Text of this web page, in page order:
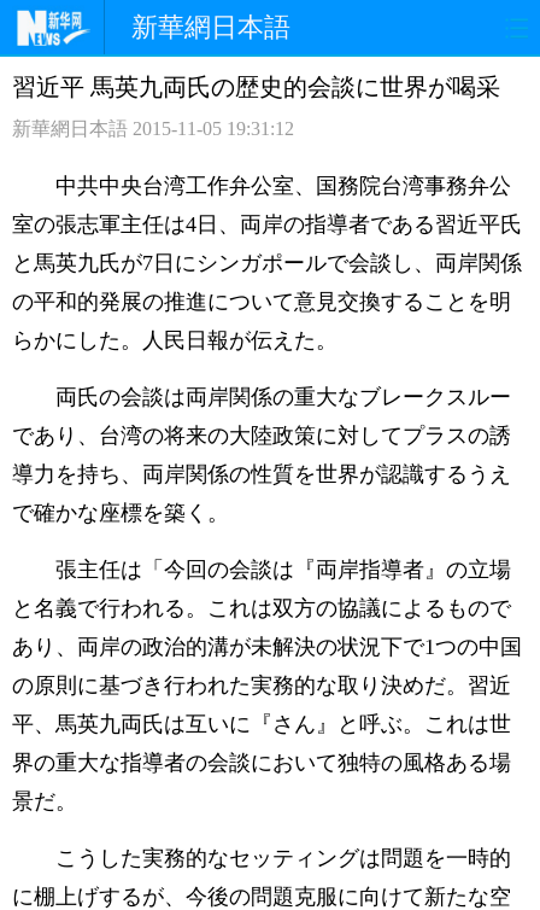
新華網日本語
ホームページ 政治 経済
観光 評論 写真
中日対訳
習近平 馬英九両氏の歴史的会談に世界が喝采
新華網日本語 2015-11-05 19:31:12
中共中央台湾工作弁公室、国務院台湾事務弁公
室の張志軍主任は4日、両岸の指導者である習近平氏
と馬英九氏が7日にシンガポールで会談し、両岸関係
の平和的発展の推進について意見交換することを明
らかにした。人民日報が伝えた。
両氏の会談は両岸関係の重大なブレークスルー
であり、台湾の将来の大陸政策に対してプラスの誘
導力を持ち、両岸関係の性質を世界が認識するうえ
で確かな座標を築く。
張主任は「今回の会談は『両岸指導者』の立場
と名義で行われる。これは双方の協議によるもので
あり、両岸の政治的溝が未解決の状況下で1つの中国
の原則に基づき行われた実務的な取り決めだ。習近
平、馬英九両氏は互いに『さん』と呼ぶ。これは世
界の重大な指導者の会談において独特の風格ある場
景だ。
こうした実務的なセッティングは問題を一時的
に棚上げするが、今後の問題克服に向けて新たな空